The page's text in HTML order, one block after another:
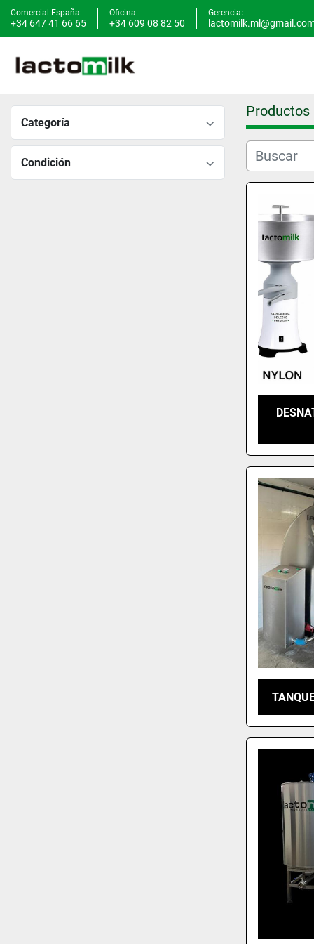
Comercial España:
+34 647 41 66 65
Oficina:
+34 609 08 82 50
Gerencia:
Categoría
Condición
Productos